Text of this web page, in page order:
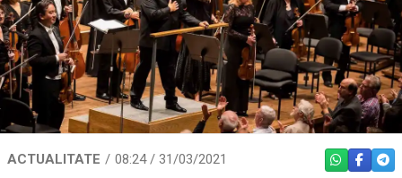
ACTUALITATE 08:24 / 31/03/2021 WHATSAPP